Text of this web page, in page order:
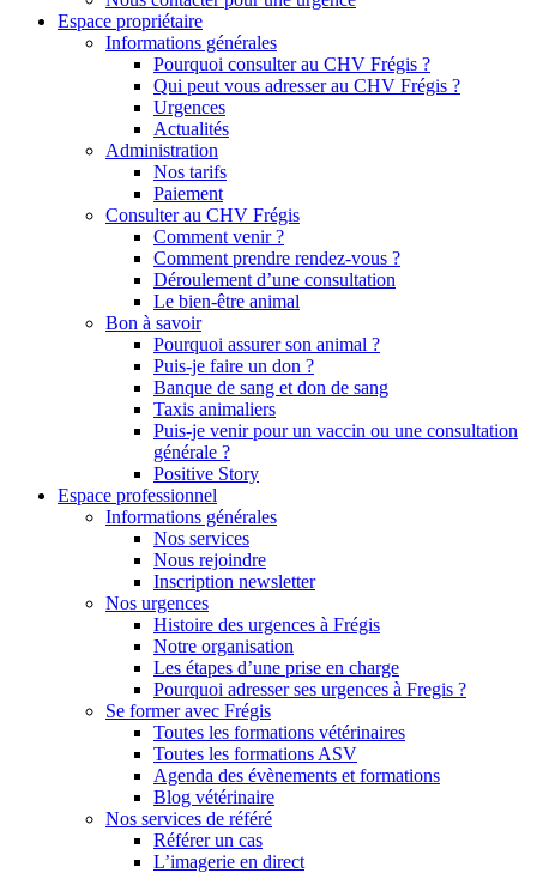
Espace propriétaire
Informations générales
Pourquoi consulter au CHV Frégis ?
Qui peut vous adresser au CHV Frégis ?
Urgences
Actualités
Administration
Nos tarifs
Paiement
Consulter au CHV Frégis
Comment venir ?
Comment prendre rendez-vous ?
Déroulement d’une consultation
Le bien-être animal
Bon à savoir
Pourquoi assurer son animal ?
Puis-je faire un don ?
Banque de sang et don de sang
Taxis animaliers
Puis-je venir pour un vaccin ou une consultation
générale ?
Positive Story
Espace professionnel
Informations générales
Nos services
Nous rejoindre
Inscription newsletter
Nos urgences
Histoire des urgences à Frégis
Notre organisation
Les étapes d’une prise en charge
Pourquoi adresser ses urgences à Fregis ?
Se former avec Frégis
Toutes les formations vétérinaires
Toutes les formations ASV
Agenda des évènements et formations
Blog vétérinaire
Nos services de référé
Référer un cas
L’imagerie en direct